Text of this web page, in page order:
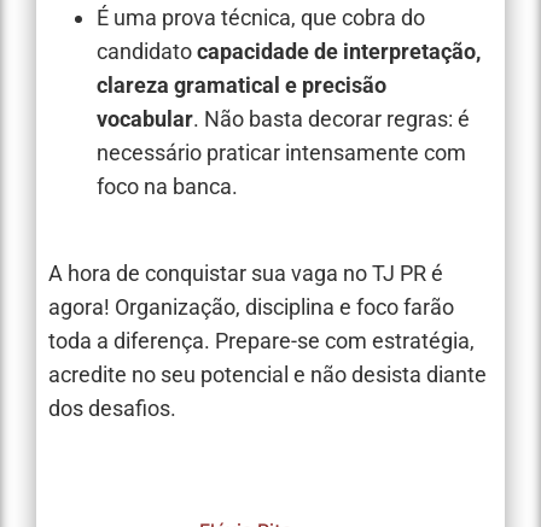
É uma prova técnica, que cobra do
candidatocapacidade de interpretação,
clareza gramatical e precisão
vocabular. Não basta decorar regras: é
necessário praticar intensamente com
foco na banca.
A hora de conquistar sua vaga no TJ PR é
agora! Organização, disciplina e foco farão
toda a diferença. Prepare-se com estratégia,
acredite no seu potencial e não desista diante
dos desafios.